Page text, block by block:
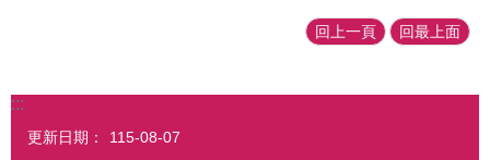
回上一頁 回最上面
:::
更新日期：
115-08-07